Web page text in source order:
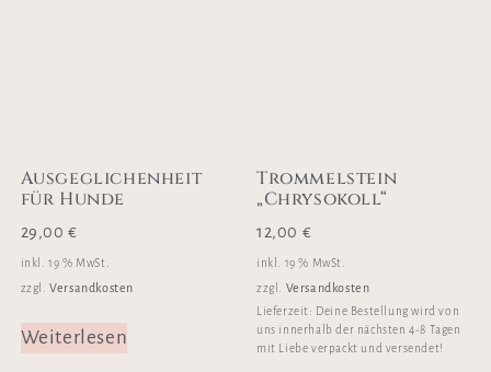
Ausgeglichenheit
für Hunde
29,00€
inkl. 19 % MwSt.
zzgl.Versandkosten
Weiterlesen
Trommelstein
„Chrysokoll“
12,00 €
inkl. 19 % MwSt.
zzgl. Versandkosten
Lieferzeit: Deine Bestellung wird von
uns innerhalb der nächsten 4-8 Tagen
mit Liebe verpackt und versendet!